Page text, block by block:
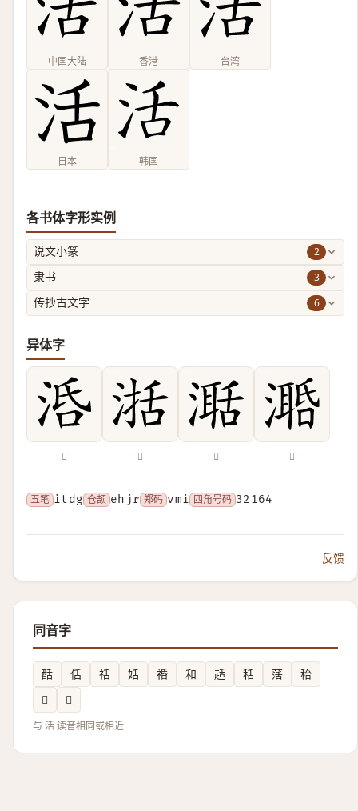
中国大陆 香港 台湾
日本 韩国
各书体字形实例
说文小篆 2
隶书 3
传抄古文字 6
异体字
𣴠 𣸅 𣽅 𣿛
五笔 itdg 仓颉 ehjr 郑码 vmi 四角号码 32164
反馈
同音字
䣶 佸 䄆 姡 䄑 和 趏 秳 萿
秮
𢋒
𡯢
与 活 读音相同或相近